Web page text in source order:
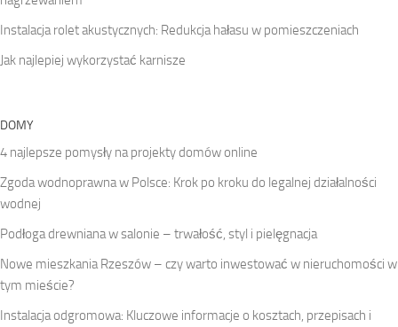
Instalacja rolet akustycznych: Redukcja hałasu w pomieszczeniach
Jak najlepiej wykorzystać karnisze
DOMY
4 najlepsze pomysły na projekty domów online
Zgoda wodnoprawna w Polsce: Krok po kroku do legalnej działalności
wodnej
Podłoga drewniana w salonie – trwałość, styl i pielęgnacja
Nowe mieszkania Rzeszów – czy warto inwestować w nieruchomości w
tym mieście?
Instalacja odgromowa: Kluczowe informacje o kosztach, przepisach i